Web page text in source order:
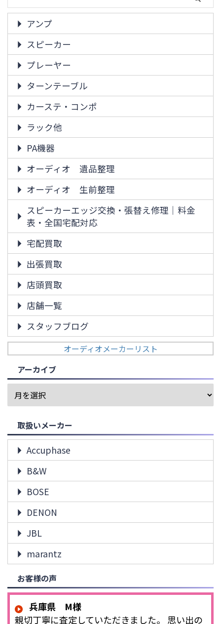
アンプ
スピーカー
プレーヤー
ターンテーブル
カーステ・コンポ
ラック他
PA機器
オーディオ 遺品整理
オーディオ 生前整理
スピーカーエッジ交換・張替え修理｜料金
表・全国宅配対応
宅配買取
出張買取
店頭買取
店舗一覧
スタッフブログ
オーディオメーカーリスト
アーカイブ
取扱いメーカー
Accuphase
B&W
BOSE
DENON
JBL
marantz
お客様の声
兵庫県 M様
親切丁寧に査定していただきました。 思い出の